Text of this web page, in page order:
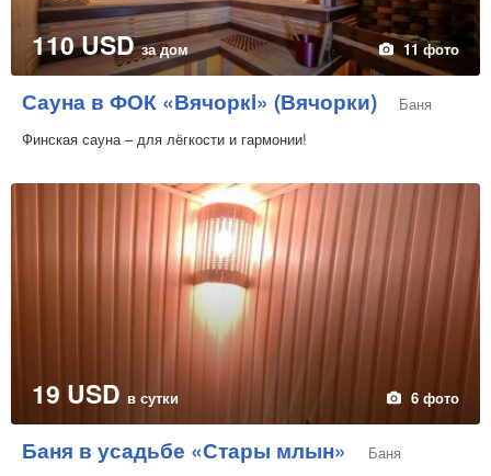
110 USDза дом 11 фото
Сауна в ФОК «Вячоркi» (Вячорки)
Баня
Финская сауна – для лёгкости и гармонии!
19 USD в сутки 6 фото
Баня в усадьбе «Стары млын»
Баня